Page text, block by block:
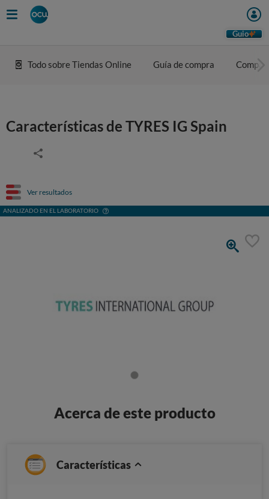
Guio
Todo sobre Tiendas Online Guía de compra
Características de TYRES IG Spain
Ver resultados
ANALIZADO EN EL LABORATORIO
Acerca de este producto
Características